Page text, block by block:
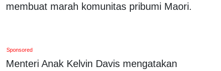
membuat marah komunitas pribumi Maori.
Sponsored
Menteri Anak Kelvin Davis mengatakan